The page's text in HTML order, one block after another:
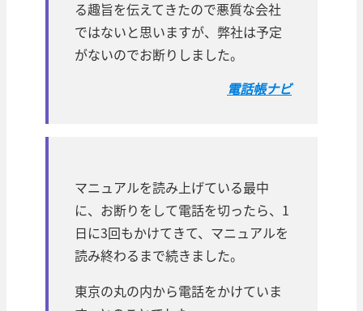
る趣旨を伝えてきたので悪質な会社
ではないと思いますが、弊社は予定
がないのでお断りしました。
電話帳ナビ
マニュアルを読み上げている最中
に、お断りをして電話を切ったら、1
日に3回もかけてきて、マニュアルを
読み終わるまで続きました。
東京の丸の内から電話をかけていま